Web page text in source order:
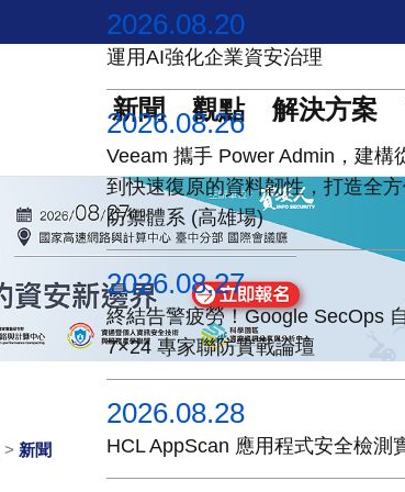
新聞 觀點 解決方案
> 新聞
2026.08.20
運用AI強化企業資安治理
2026.08.26
Veeam 攜手 Power Admin，建構
到快速復原的資料韌性，打造全
防禦體系 (高雄場)
2026.08.27
終結告警疲勞！Google SecOps
7×24 專家聯防實戰論壇
2026.08.28
HCL AppScan 應用程式安全檢測